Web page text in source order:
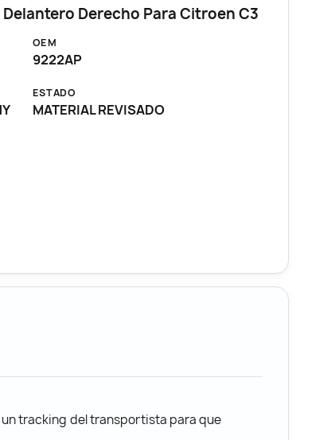
Derecho Para Citroen C3
OEM
9222AP
ESTADO
MATERIAL REVISADO
un tracking del transportista para que